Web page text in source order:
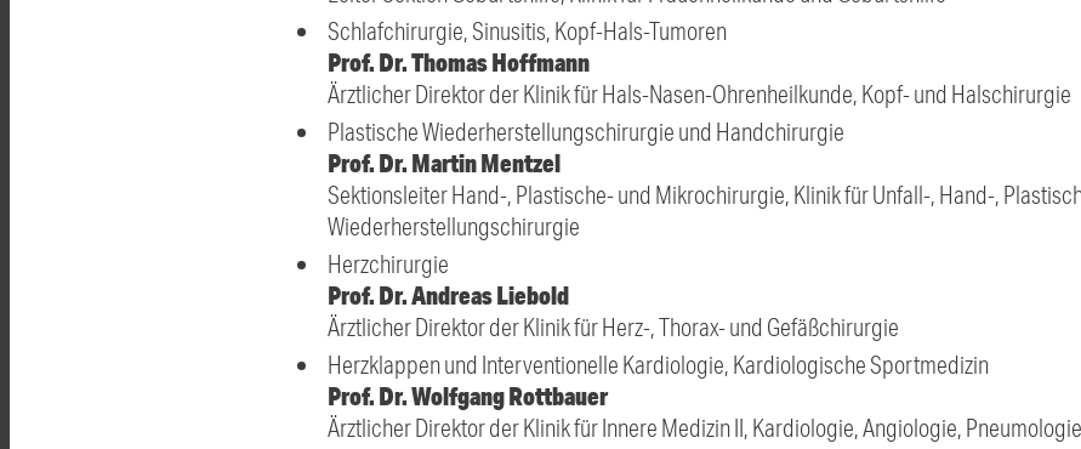
Schlafchirurgie, Sinusitis, Kopf-Hals-Tumoren
Prof. Dr. Thomas Hoffmann
Ärztlicher Direktor der Klinik für Hals-Nasen-Ohrenheilkunde, Kopf- und Halschirurgie
Plastische Wiederherstellungschirurgie und Handchirurgie
Prof. Dr. Martin Mentzel
Sektionsleiter Hand-, Plastische- und Mikrochirurgie, Klinik für Unfall-, Hand-,
Wiederherstellungschirurgie
Herzchirurgie
Prof. Dr. Andreas Liebold
Ärztlicher Direktor der Klinik für Herz-, Thorax- und Gefäßchirurgie
Herzklappen und Interventionelle Kardiologie, Kardiologische Sportmedizin
Prof. Dr. Wolfgang Rottbauer
Ärztlicher Direktor der Klinik für Innere Medizin II, Kardiologie, Angiologie, Pneumologie